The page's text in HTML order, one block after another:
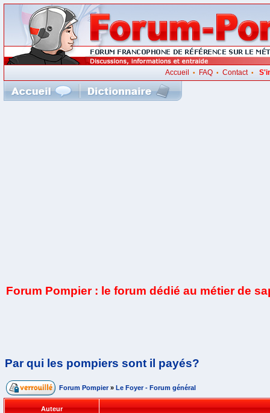
Accueil • FAQ• Contact•
Forum Pompier : le forum dédié au métier de
Par qui les pompiers sont il payés?
Forum Pompier » Le Foyer - Forum général
Auteur